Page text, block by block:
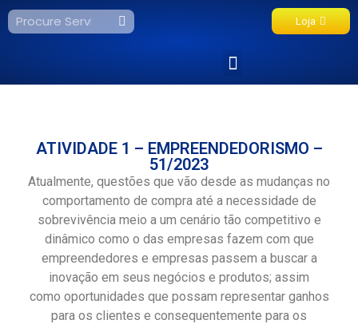
Loja
ATIVIDADE 1 – EMPREENDEDORISMO –
51/2023
Atualmente, questões que vão desde as mudanças no
comportamento de compra até a necessidade de
sobrevivência meio a um cenário tão competitivo e
dinâmico como o das empresas fazem com que
empreendedores e empresas passem a buscar a
inovação em seus negócios e produtos; assim
como oportunidades que possam representar ganhos
para os clientes e consequentemente para os